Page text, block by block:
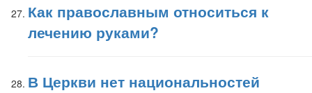
Как православным относиться к
лечению руками?
В Церкви нет национальностей